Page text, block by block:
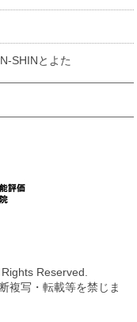
SHINとよた
Reserved.
複写・転載等を禁じま